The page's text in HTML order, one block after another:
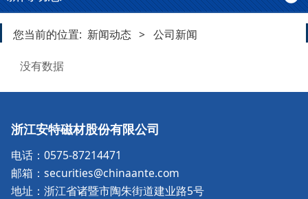
您当前的位置: 新闻动态 > 公司新闻
没有数据
浙江安特磁材股份有限公司
电话：0575-87214471
邮箱：securities@chinaante.com
地址：浙江省诸暨市陶朱街道建业路5号